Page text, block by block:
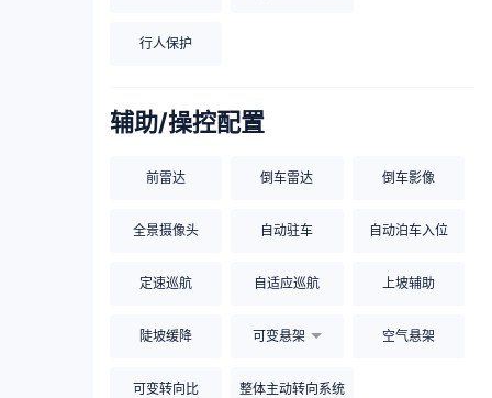
行人保护
辅助/操控配置
前雷达 倒车雷达 倒车影像
全景摄像头 自动驻车 自动泊车入位
定速巡航 自适应巡航 上坡辅助
陡坡缓降 可变悬架 空气悬架
可变转向比 整体主动转向系统